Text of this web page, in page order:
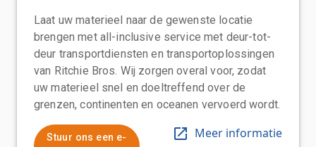
Laat uw materieel naar de gewenste locatie
brengen met all-inclusive service met deur-tot-
deur transportdiensten en transportoplossingen
van Ritchie Bros. Wij zorgen overal voor, zodat
uw materieel snel en doeltreffend over de
grenzen, continenten en oceanen vervoerd wordt.
Stuur ons een e-
Meer informatie